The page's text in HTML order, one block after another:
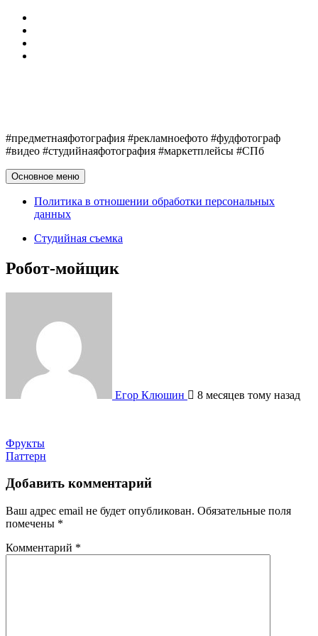
Перейти
содержимому
#предметнаяфотография #рекламноефото #фудфотограф
#видео #студийнаяфотография #маркетплейсы #СПб
Основное меню
Политика в отношении обработки персональных
данных
Студийная съемка
Робот-мойщик
Егор Клюшин 8 месяцев тому назад
Навигация
по
записям
Фрукты
Паттерн
Добавить комментарий
Ваш адрес email не будет опубликован. Обязательные поля
помечены *
Комментарий *